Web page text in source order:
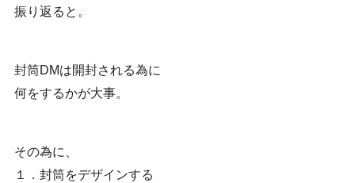
振り返ると。
封筒DMは開封される為に
何をするかが大事。
その為に、
１．封筒をデザインする